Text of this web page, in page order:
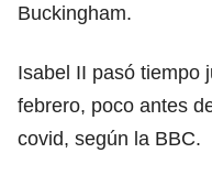
Buckingham.
Isabel II pasó tiempo
febrero, poco antes
covid, según la BBC.